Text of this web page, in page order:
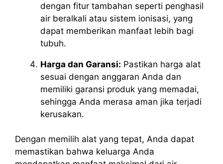
dengan fitur tambahan seperti penghasil
air beralkali atau sistem ionisasi, yang
dapat memberikan manfaat lebih bagi
tubuh.
Harga dan Garansi: Pastikan harga alat
sesuai dengan anggaran Anda dan
memiliki garansi produk yang memadai,
sehingga Anda merasa aman jika terjadi
kerusakan.
Dengan memilih alat yang tepat, Anda dapat
memastikan bahwa keluarga Anda